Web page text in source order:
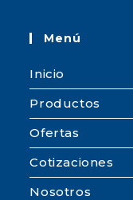
Menú
Inicio
Productos
Ofertas
Cotizaciones
Nosotros